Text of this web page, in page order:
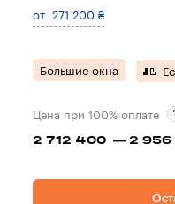
от 271 200 ₴
Большие окна
Цена при 100% оплате
2 712 400 — 2 956